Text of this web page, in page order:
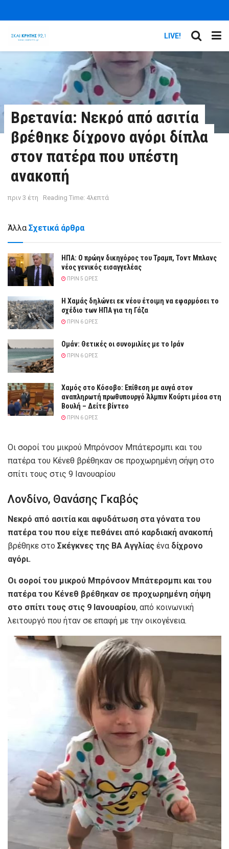
LIVE!
Βρετανία: Νεκρό από ασιτία
βρέθηκε δίχρονο αγόρι δίπλα
στον πατέρα που υπέστη
ανακοπή
πριν 3 έτη Reading Time: 4λεπτά
Άλλα Σχετικά άρθρα
ΗΠΑ: Ο πρώην δικηγόρος του Τραμπ, Τοντ Μπλανς
νέος γενικός εισαγγελέας
ΠΡΙΝ 5 ΏΡΕΣ
Η Χαμάς δηλώνει εκ νέου έτοιμη να εφαρμόσει το
σχέδιο των ΗΠΑ για τη Γάζα
ΠΡΙΝ 6 ΏΡΕΣ
Ομάν: Θετικές οι συνομιλίες με το Ιράν
ΠΡΙΝ 6 ΏΡΕΣ
Χαμός στο Κόσοβο: Επίθεση με αυγά στον
αναπληρωτή πρωθυπουργό Άλμπιν Κούρτι μέσα στη
Βουλή – Δείτε βίντεο
ΠΡΙΝ 6 ΏΡΕΣ
Οι σοροί του μικρού Μπρόνσον Μπάτερσμπι και του
πατέρα του Κένεθ βρέθηκαν σε προχωρημένη σήψη στο
σπίτι τους στις 9 Ιανουαρίου
Λονδίνο, Θανάσης Γκαβός
Νεκρό από ασιτία και αφυδάτωση στα γόνατα του
πατέρα του που είχε πεθάνει από καρδιακή ανακοπή
βρέθηκε στο Σκέγκνες της ΒΑ Αγγλίας ένα δίχρονο
αγόρι.
Οι σοροί του μικρού Μπρόνσον Μπάτερσμπι και του
πατέρα του Κένεθ βρέθηκαν σε προχωρημένη σήψη
στο σπίτι τους στις 9 Ιανουαρίου, από κοινωνική
λειτουργό που ήταν σε επαφή με την οικογένεια.